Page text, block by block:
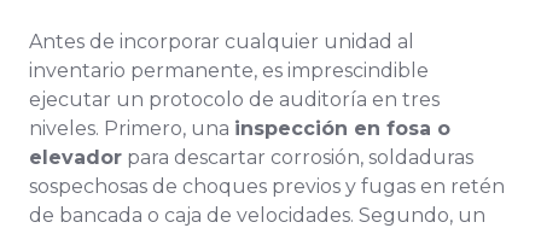
Antes de incorporar cualquier unidad al
inventario permanente, es imprescindible
ejecutar un protocolo de auditoría en tres
niveles. Primero, una inspección en fosa o
elevador para descartar corrosión, soldaduras
sospechosas de choques previos y fugas en retén
de bancada o caja de velocidades. Segundo, un